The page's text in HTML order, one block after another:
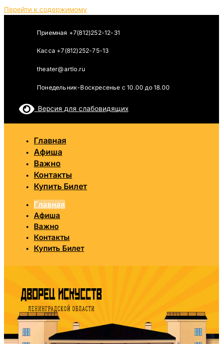
Перейти к содержимому
Приемная +7(812)252-12-31
Касса +7(812)252-75-13
theater@artlo.ru
Понедельник-Воскресенье c 10.00 до 18.00
Версия для слабовидящих
Главная
Афиша
Важно
Контакты
Купить Билет
Главная
Афиша
Важно
Контакты
Купить Билет